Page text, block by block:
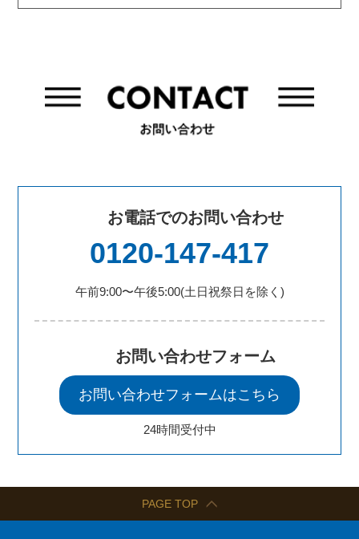
お電話でのお問い合わせ
0120-147-417
午前9:00〜午後5:00(土日祝祭日を除く)
お問い合わせフォーム
お問い合わせフォームはこちら
24時間受付中
PAGE TOP